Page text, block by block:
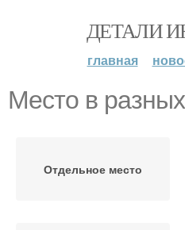
ДЕТАЛИ
главная
Место в
Отдельное место